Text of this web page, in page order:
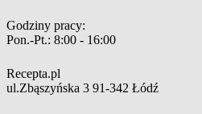
Godziny pracy:
Pon.-Pt.: 8:00 - 16:00
Recepta.pl
ul.Zbąszyńska 3 91-342 Łódź